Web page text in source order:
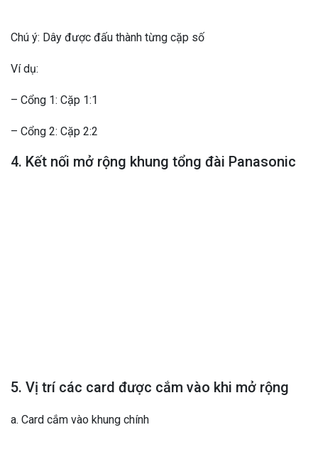
Chú ý: Dây được đấu thành từng cặp số
Ví dụ:
– Cổng 1: Cặp 1:1
– Cổng 2: Cặp 2:2
4. Kết nối mở rộng khung tổng đài Panasonic
5. Vị trí các card được cắm vào khi mở rộng
a. Card cắm vào khung chính